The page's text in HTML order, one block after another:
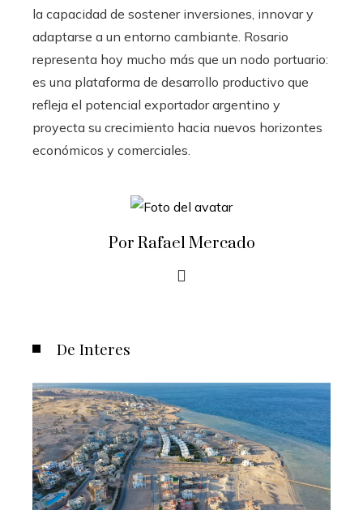
la capacidad de sostener inversiones, innovar y
adaptarse a un entorno cambiante. Rosario
representa hoy mucho más que un nodo portuario:
es una plataforma de desarrollo productivo que
refleja el potencial exportador argentino y
proyecta su crecimiento hacia nuevos horizontes
económicos y comerciales.
Por Rafael Mercado
De Interes